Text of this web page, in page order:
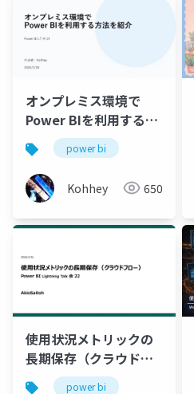
オンプレミス環境で
Power BIを利用する方
法を紹介power bi
Kohhey 650
使用状況メトリックの
長期保存（クラウドフ
ロー）power bi